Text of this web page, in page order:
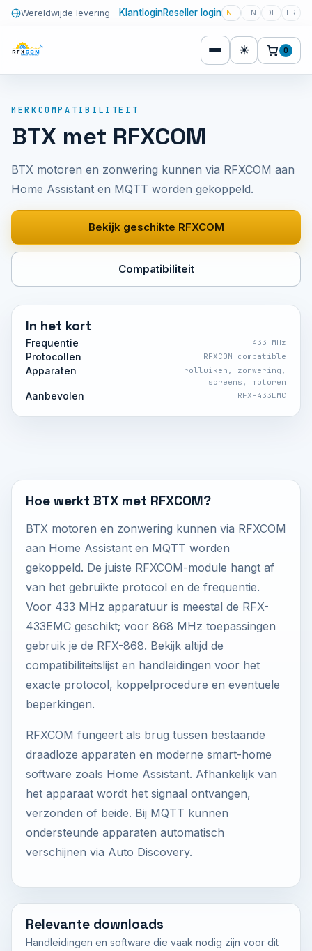
Wereldwijde levering KlantloginReseller login NL EN DE FR
☀ 0
MERKCOMPATIBILITEIT
BTX met RFXCOM
BTX motoren en zonwering kunnen via RFXCOM aan
Home Assistant en MQTT worden gekoppeld.
Bekijk geschikte RFXCOM
Compatibiliteit
In het kort
Frequentie 433 MHz
Protocollen RFXCOM compatible
Apparaten
rolluiken, zonwering,
screens, motoren
Aanbevolen RFX-433EMC
Hoe werkt BTX met RFXCOM?
BTX motoren en zonwering kunnen via RFXCOM
aan Home Assistant en MQTT worden
gekoppeld. De juiste RFXCOM-module hangt af
van het gebruikte protocol en de frequentie.
Voor 433 MHz apparatuur is meestal de RFX-
433EMC geschikt; voor 868 MHz toepassingen
gebruik je de RFX-868. Bekijk altijd de
compatibiliteitslijst en handleidingen voor het
exacte protocol, koppelprocedure en eventuele
beperkingen.
RFXCOM fungeert als brug tussen bestaande
draadloze apparaten en moderne smart-home
software zoals Home Assistant. Afhankelijk van
het apparaat wordt het signaal ontvangen,
verzonden of beide. Bij MQTT kunnen
ondersteunde apparaten automatisch
verschijnen via Auto Discovery.
Relevante downloads
Handleidingen en software die vaak nodig zijn voor dit